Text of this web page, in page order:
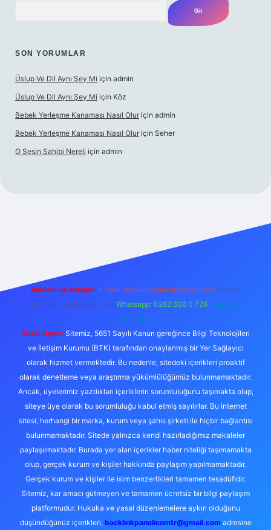
SON YORUMLAR
Üslup Ve Dil Aynı Şey Mi için admin
Üslup Ve Dil Aynı Şey Mi için Köz
Bebek Yerleşme Kanaması Nasıl Olur için admin
Bebek Yerleşme Kanaması Nasıl Olur için Seher
O Sesin Sahibi Nereli için admin
Reklam ve İletişim: E-mail: backlinkpaneli@gmail.com Teams:
forumhizmeti@gmail.com Whatsapp: 0262 606 0 726 Telegram:
@karabul
Yasal Uyarı: Sitemiz, 5651 Sayılı Kanun gereğince Bilgi Teknolojileri
ve İletişim Kurumu (BTK) tarafından onaylanmış bir Yer Sağlayıcı
olarak hizmet vermektedir. Bu nedenle, sitedeki içerikleri proaktif
olarak denetleme veya araştırma yükümlülüğümüz bulunmamaktadır.
Ancak, üyelerimiz yazdıkları içeriklerin sorumluluğunu taşımakta olup,
siteye üye olarak bu sorumluluğu kabul etmiş sayılırlar. Bu internet
sitesi, herhangi bir marka, kurum veya şahıs şirketi ile hiçbir bağlantısı
bulunmamaktadır. Sitede yalnızca kendi hazırladığımız makaleler
paylaşılmaktadır. Burada yer alan içerikler haber niteliği taşımamakta
olup, gerçek kurum ve kişiler hakkında paylaşım yapılmamaktadır.
Gerçek kurum ve kişiler ile isim benzerlikleri tamamen tesadüfidir.
Sitemiz, kar amacı gütmeyen ve tamamen ücretsiz bir bilgi paylaşım
platformudur. Hukuka ve yasal düzenlemelere aykırı olduğunu
düşündüğünüz içerikleri, backlinkpanelicomtr@gmail.comadresine